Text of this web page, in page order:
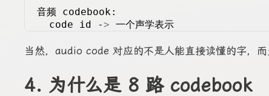
音频 codebook:
  code id -
> 一个声学表示
当然，audio code 对应的不是人能直接读懂的字，
4. 为什么是 8 路 codebook